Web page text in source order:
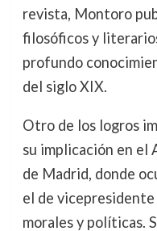
revista, Montoro
filosóficos y
profundo
del siglo XIX.
Otro de los logros
su implicación en
de Madrid, donde
el de
morales y políticas.